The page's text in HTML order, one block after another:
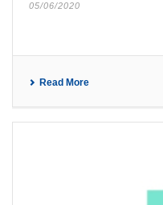
05/06/2020
Read More